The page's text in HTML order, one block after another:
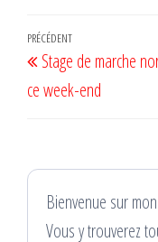
Navigation
de
l’article
Article
précédent
PRÉCÉDENT
Stage de marche
ce week-end
Bienvenue sur
Vous y trouverez